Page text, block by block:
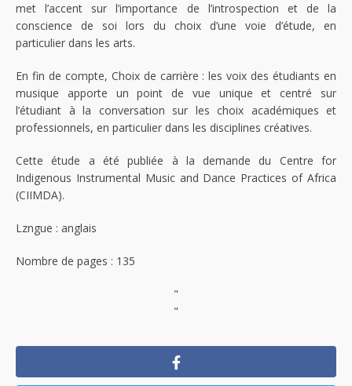
met l’accent sur l’importance de l’introspection et de la
conscience de soi lors du choix d’une voie d’étude, en
particulier dans les arts.
En fin de compte, Choix de carrière : les voix des étudiants en
musique apporte un point de vue unique et centré sur
l’étudiant à la conversation sur les choix académiques et
professionnels, en particulier dans les disciplines créatives.
Cette étude a été publiée à la demande du Centre for
Indigenous Instrumental Music and Dance Practices of Africa
(CIIMDA).
Lzngue : anglais
Nombre de pages : 135
"
"